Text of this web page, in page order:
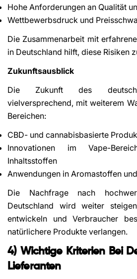
Hohe Anforderungen an Qualität
Wettbewerbsdruck und
Die Zusammenarbeit mit
in Deutschland hilft, diese Risiken
Zukunftsausblick
Die Zukunft des
vielversprechend, mit weiterem
Bereichen:
CBD- und cannabisbasierte
Innovationen im Vape-
Inhaltsstoffen
Anwendungen in Aromastoffen
Die Nachfrage nach
Deutschland wird weiter
entwickeln und Verbraucher
natürlichere Produkte verlangen.
4) Wichtige Kriterien Bei
Lieferanten